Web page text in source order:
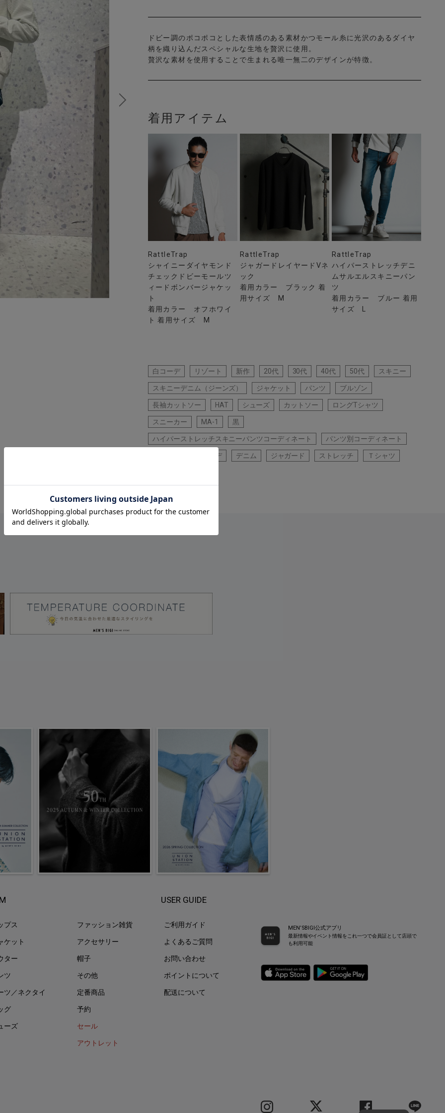
ドビー調のポコポコとした表情感のある素材かつモール糸に光沢のあるダイヤ
柄を織り込んだスペシャルな生地を贅沢に使用。
贅沢な素材を使用することで生まれる唯一無二のデザインが特徴。
着用アイテム
RattleTrap
シャイニーダイヤモンド
チェックドビーモールツ
ィードボンバージャケッ
ト
着用カラー オフホワイ
ト 着用サイズ M
RattleTrap
ジャガードレイヤードVネ
ック
着用カラー ブラック 着
用サイズ M
RattleTrap
ハイパーストレッチデニ
ムサルエルスキニーパン
ツ
着用カラー ブルー 着用
サイズ L
白コーデ リゾート 新作 20代 30代 40代 50代 スキニー
スキニーデニム（ジーンズ） ジャケット パンツ ブルゾン
長袖カットソー HAT シューズ カットソー ロングTシャツ
スニーカー MA-1 黒
ハイパーストレッチスキニーパンツコーディネート パンツ別コーディネート
冬コーデ デニム ジャガード ストレッチ Ｔシャツ
プス
ケット
ター
ツ
ツ／ネクタイ
グ
ーズ
ファッション雑貨
アクセサリー
帽子
その他
定番商品
予約
セール
アウトレット
USER GUIDE
ご利用ガイド
よくあるご質問
お問い合わせ
ポイントについて
配送について
MEN’SBIGI公式アプリ
最新情報やイベント情報をこれ一つで会員証として店頭で
も利用可能